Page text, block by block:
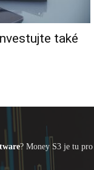
také
? Money S3 je tu pro